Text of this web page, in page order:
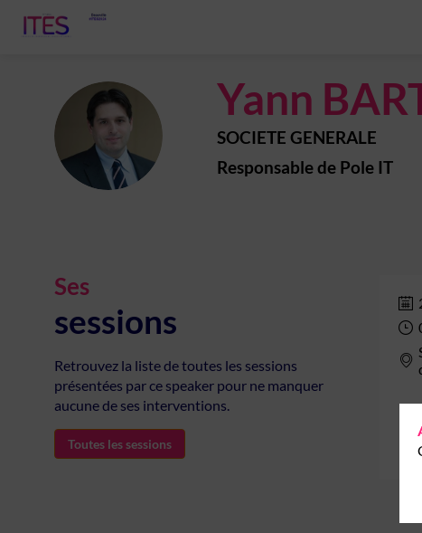
YB
Yann
SOCIETE GENERALE
Responsable de Pole IT
Ses
sessions
Retrouvez la liste de toutes les sessions
présentées par ce speaker pour ne manquer
aucune de ses interventions.
Toutes les sessions